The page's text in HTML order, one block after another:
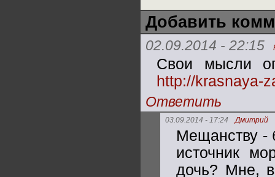
Добавить
02.09.2014 - 22:15
Свои мысли
http://krasnaya-
Ответить
03.09.2014 - 17:24 Дмитрий
Мещанству -
источник
дочь? Мне,